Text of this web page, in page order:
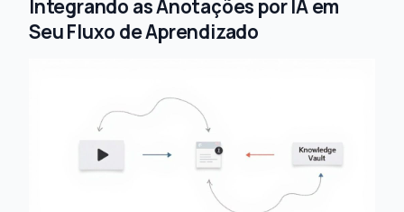
Integrando as Anotações por IA em
Seu Fluxo de Aprendizado